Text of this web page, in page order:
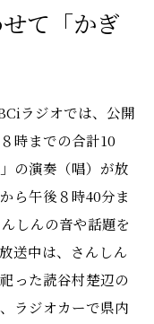
て「かぎ
ラジオでは、公開
時までの合計10
の演奏（唱）が放
ら午後８時40分ま
しんの音や話題を
送中は、さんしん
った読谷村楚辺の
ラジオカーで県内